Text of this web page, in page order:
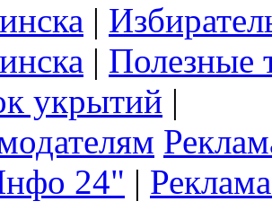
|
| Полезные
укрытий |
24" |